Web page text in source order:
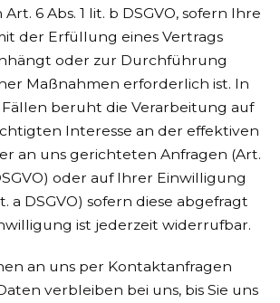
6 Abs. 1 lit. b DSGVO, sofern Ihre
der Erfüllung eines Vertrags
oder zur Durchführung
Maßnahmen erforderlich ist. In
beruht die Verarbeitung auf
Interesse an der effektiven
an uns gerichteten Anfragen (Art.
oder auf Ihrer Einwilligung
a DSGVO) sofern diese abgefragt
ist jederzeit widerrufbar.
an uns per Kontaktanfragen
verbleiben bei uns, bis Sie uns